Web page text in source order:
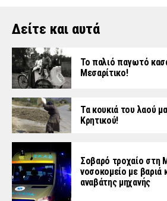
Δείτε και αυτά
Το παλιό παγωτό
Μεσαρίτικο!
Τα κουκιά του λαού
Κρητικού!
Σοβαρό τροχαίο στη
νοσοκομείο με
αναβάτης μηχανής